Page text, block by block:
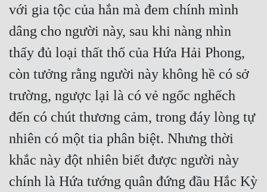
với gia tộc của hắn mà đem chính mình
dâng cho người này, sau khi nàng nhìn
thấy đủ loại thất thố của Hứa Hải Phong,
còn tưởng rằng người này không hề có sở
trường, ngược lại là có vẻ ngốc nghếch
đến có chút thương cảm, trong đáy lòng tự
nhiên có một tia phân biệt. Nhưng thời
khắc này đột nhiên biết được người này
chính là Hứa tướng quân đứng đầu Hắc Kỳ